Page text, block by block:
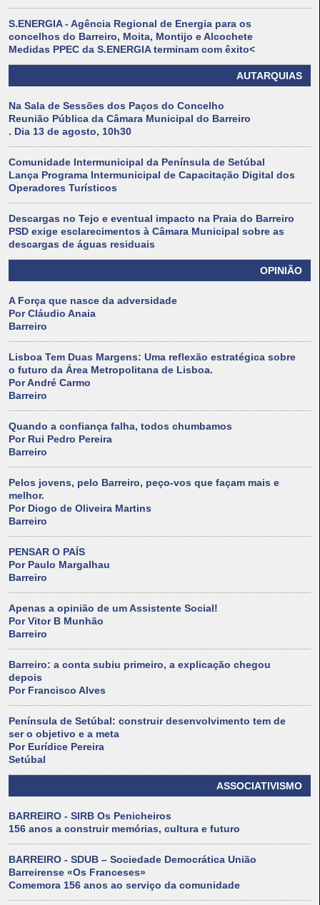
S.ENERGIA - Agência Regional de Energia para os
concelhos do Barreiro, Moita, Montijo e Alcochete
Medidas PPEC da S.ENERGIA terminam com êxito<
AUTARQUIAS
Na Sala de Sessões dos Paços do Concelho
Reunião Pública da Câmara Municipal do Barreiro
. Dia 13 de agosto, 10h30
Comunidade Intermunicipal da Península de Setúbal
Lança Programa Intermunicipal de Capacitação Digital dos
Operadores Turísticos
Descargas no Tejo e eventual impacto na Praia do Barreiro
PSD exige esclarecimentos à Câmara Municipal sobre as
descargas de águas residuais
OPINIÃO
A Força que nasce da adversidade
Por Cláudio Anaia
Barreiro
Lisboa Tem Duas Margens: Uma reflexão estratégica sobre
o futuro da Área Metropolitana de Lisboa.
Por André Carmo
Barreiro
Quando a confiança falha, todos chumbamos
Por Rui Pedro Pereira
Barreiro
Pelos jovens, pelo Barreiro, peço-vos que façam mais e
melhor.
Por Diogo de Oliveira Martins
Barreiro
PENSAR O PAÍS
Por Paulo Margalhau
Barreiro
Apenas a opinião de um Assistente Social!
Por Vitor B Munhão
Barreiro
Barreiro: a conta subiu primeiro, a explicação chegou
depois
Por Francisco Alves
Península de Setúbal: construir desenvolvimento tem de
ser o objetivo e a meta
Por Eurídice Pereira
Setúbal
ASSOCIATIVISMO
BARREIRO - SIRB Os Penicheiros
156 anos a construir memórias, cultura e futuro
BARREIRO - SDUB – Sociedade Democrática União
Barreirense «Os Franceses»
Comemora 156 anos ao serviço da comunidade